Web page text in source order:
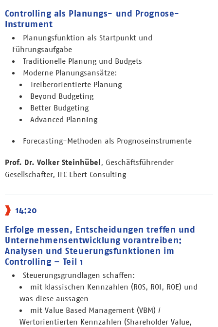
Controlling als Planungs- und Prognose-
Instrument
Planungsfunktion als Startpunkt und
Führungsaufgabe
Traditionelle Planung und Budgets
Moderne Planungsansätze:
Treiberorientierte Planung
Beyond Budgeting
Better Budgeting
Advanced Planning
Forecasting-Methoden als Prognoseinstrumente
Prof. Dr. Volker Steinhübel, Geschäftsführender
Gesellschafter, IFC Ebert Consulting
14:20
Erfolge messen, Entscheidungen treffen und
Unternehmensentwicklung vorantreiben:
Analysen und Steuerungsfunktionen im
Controlling – Teil 1
Steuerungsgrundlagen schaffen:
mit klassischen Kennzahlen (ROS, ROI, ROE) und
was diese aussagen
mit Value Based Management (VBM) /
Wertorientierten Kennzahlen (Shareholder Value,